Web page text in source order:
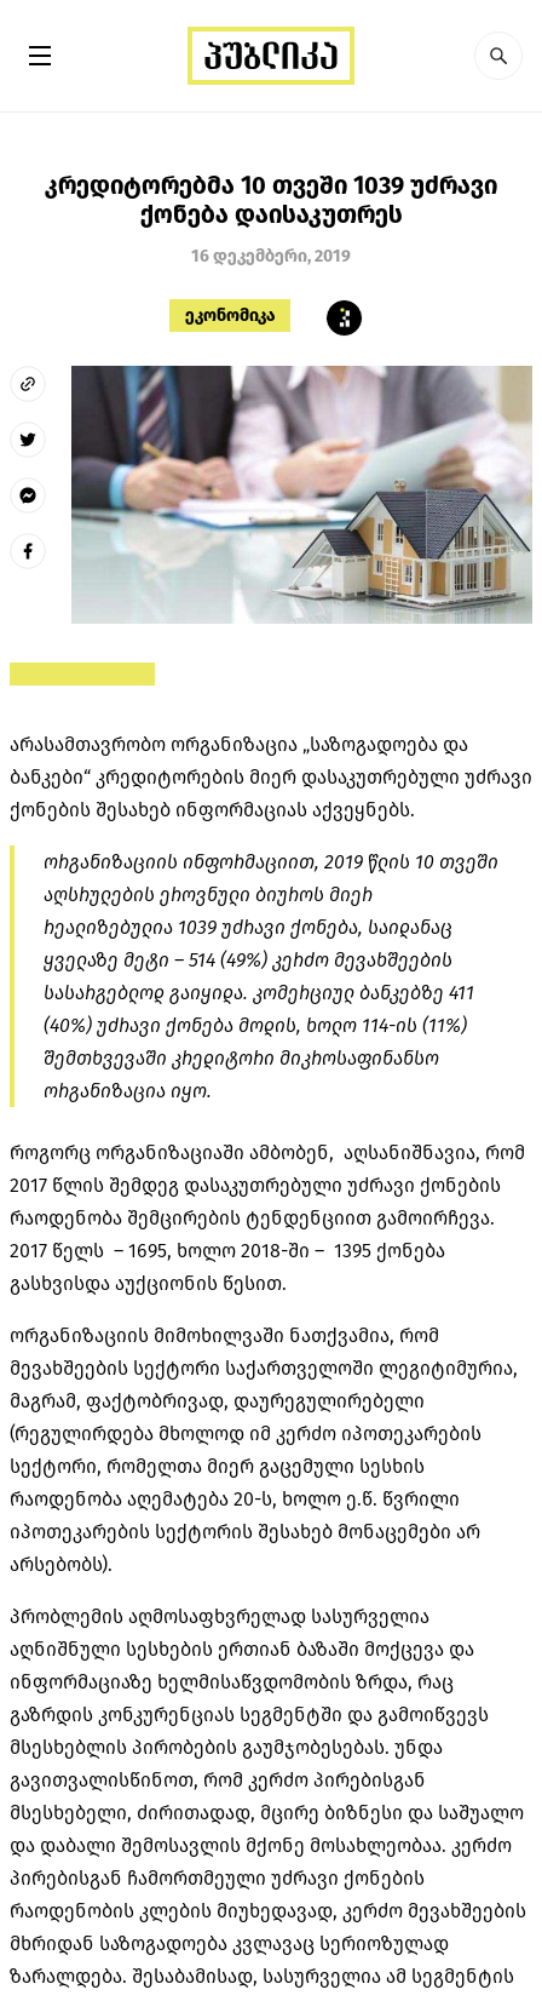
კრედიტორებმა 10 თვეში 1039 უძრავი
ქონება დაისაკუთრეს
16 დეკემბერი, 2019
ეკონომიკა
არასამთავრობო ორგანიზაცია „საზოგადოება და
ბანკები“ კრედიტორების მიერ დასაკუთრებული უძრავი
ქონების შესახებ ინფორმაციას აქვეყნებს.
ორგანიზაციის ინფორმაციით, 2019 წლის 10 თვეში
აღსრულების ეროვნული ბიუროს მიერ
რეალიზებულია 1039 უძრავი ქონება, საიდანაც
ყველაზე მეტი – 514 (49%) კერძო მევახშეების
სასარგებლოდ გაიყიდა. კომერციულ ბანკებზე 411
(40%) უძრავი ქონება მოდის, ხოლო 114-ის (11%)
შემთხვევაში კრედიტორი მიკროსაფინანსო
ორგანიზაცია იყო.
როგორც ორგანიზაციაში ამბობენ, აღსანიშნავია, რომ
2017 წლის შემდეგ დასაკუთრებული უძრავი ქონების
რაოდენობა შემცირების ტენდენციით გამოირჩევა.
2017 წელს – 1695, ხოლო 2018-ში – 1395 ქონება
გასხვისდა აუქციონის წესით.
ორგანიზაციის მიმოხილვაში ნათქვამია, რომ
მევახშეების სექტორი საქართველოში ლეგიტიმურია,
მაგრამ, ფაქტობრივად, დაურეგულირებელი
(რეგულირდება მხოლოდ იმ კერძო იპოთეკარების
სექტორი, რომელთა მიერ გაცემული სესხის
რაოდენობა აღემატება 20-ს, ხოლო ე.წ. წვრილი
იპოთეკარების სექტორის შესახებ მონაცემები არ
არსებობს).
პრობლემის აღმოსაფხვრელად სასურველია
აღნიშნული სესხების ერთიან ბაზაში მოქცევა და
ინფორმაციაზე ხელმისაწვდომობის ზრდა, რაც
გაზრდის კონკურენციას სეგმენტში და გამოიწვევს
მსესხებლის პირობების გაუმჯობესებას. უნდა
გავითვალისწინოთ, რომ კერძო პირებისგან
მსესხებელი, ძირითადად, მცირე ბიზნესი და საშუალო
და დაბალი შემოსავლის მქონე მოსახლეობაა. კერძო
პირებისგან ჩამორთმეული უძრავი ქონების
რაოდენობის კლების მიუხედავად, კერძო მევახშეების
მხრიდან საზოგადოება კვლავაც სერიოზულად
ზარალდება. შესაბამისად, სასურველია ამ სეგმენტის